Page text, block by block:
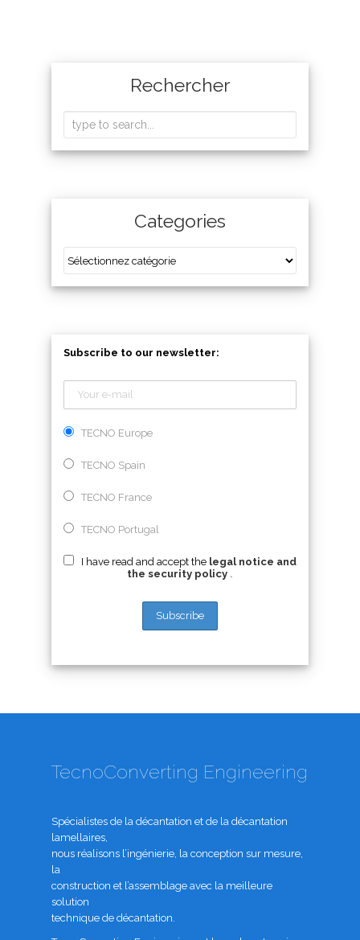
Rechercher
Categories
Subscribe to our newsletter:
TECNO Europe
TECNO Spain
TECNO France
TECNO Portugal
I have read and accept the legal notice and
the security policy .
TecnoConverting Engineering
Spécialistes de la décantation et de la décantation
lamellaires,
nous réalisons l’ingénierie, la conception sur mesure,
la
construction et l’assemblage avec la meilleure
solution
technique de décantation.